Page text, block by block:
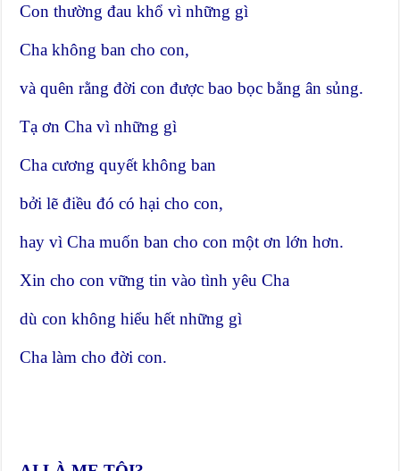
Con thường đau khổ vì những gì
Cha không ban cho con,
và quên rằng đời con được bao bọc bằng ân sủng.
Tạ ơn Cha vì những gì
Cha cương quyết không ban
bởi lẽ điều đó có hại cho con,
hay vì Cha muốn ban cho con một ơn lớn hơn.
Xin cho con vững tin vào tình yêu Cha
dù con không hiểu hết những gì
Cha làm cho đời con.